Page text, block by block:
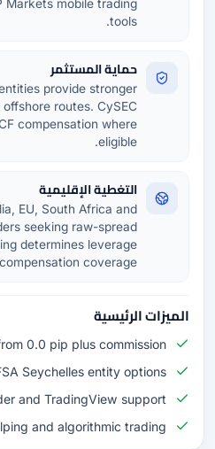
Markets mobile trading
tools.
حماية المستثمر
provide stronger
routes. CySEC
compensation where
eligible.
التغطية الإقليمية
EU, South Africa and
seeking raw-spread
determines leverage
coverage.
الميزات الرئيسية
0.0 pip plus commission
Seychelles entity options
and TradingView support
and algorithmic trading